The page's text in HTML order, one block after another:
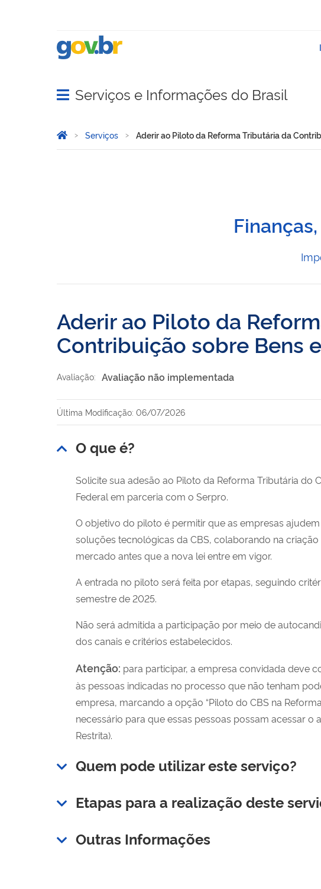
Abrir menu principal de navegação
Serviços e Informações do Brasil
Você está aqui:
Página Inicial
Serviços Aderir ao Piloto da Reforma Tributária da
Aderir ao Piloto da
Contribuição sobre Bens
Avaliação: Avaliação não implementada
Última Modificação: 06/07/2026
O que é?
Solicite sua adesão ao Piloto da Reforma Tributária do
Federal em parceria com o Serpro.
O objetivo do piloto é permitir que as empresas
soluções tecnológicas da CBS, colaborando na
mercado antes que a nova lei entre em vigor.
A entrada no piloto será feita por etapas, seguindo
semestre de 2025.
Não será admitida a participação por meio de
dos canais e critérios estabelecidos.
Atenção: para participar, a empresa convidada deve
às pessoas indicadas no processo que não tenham
empresa, marcando a opção “Piloto do CBS na
necessário para que essas pessoas possam acessar o
Restrita).
Quem pode utilizar este serviço?
Etapas para a realização deste
Outras Informações